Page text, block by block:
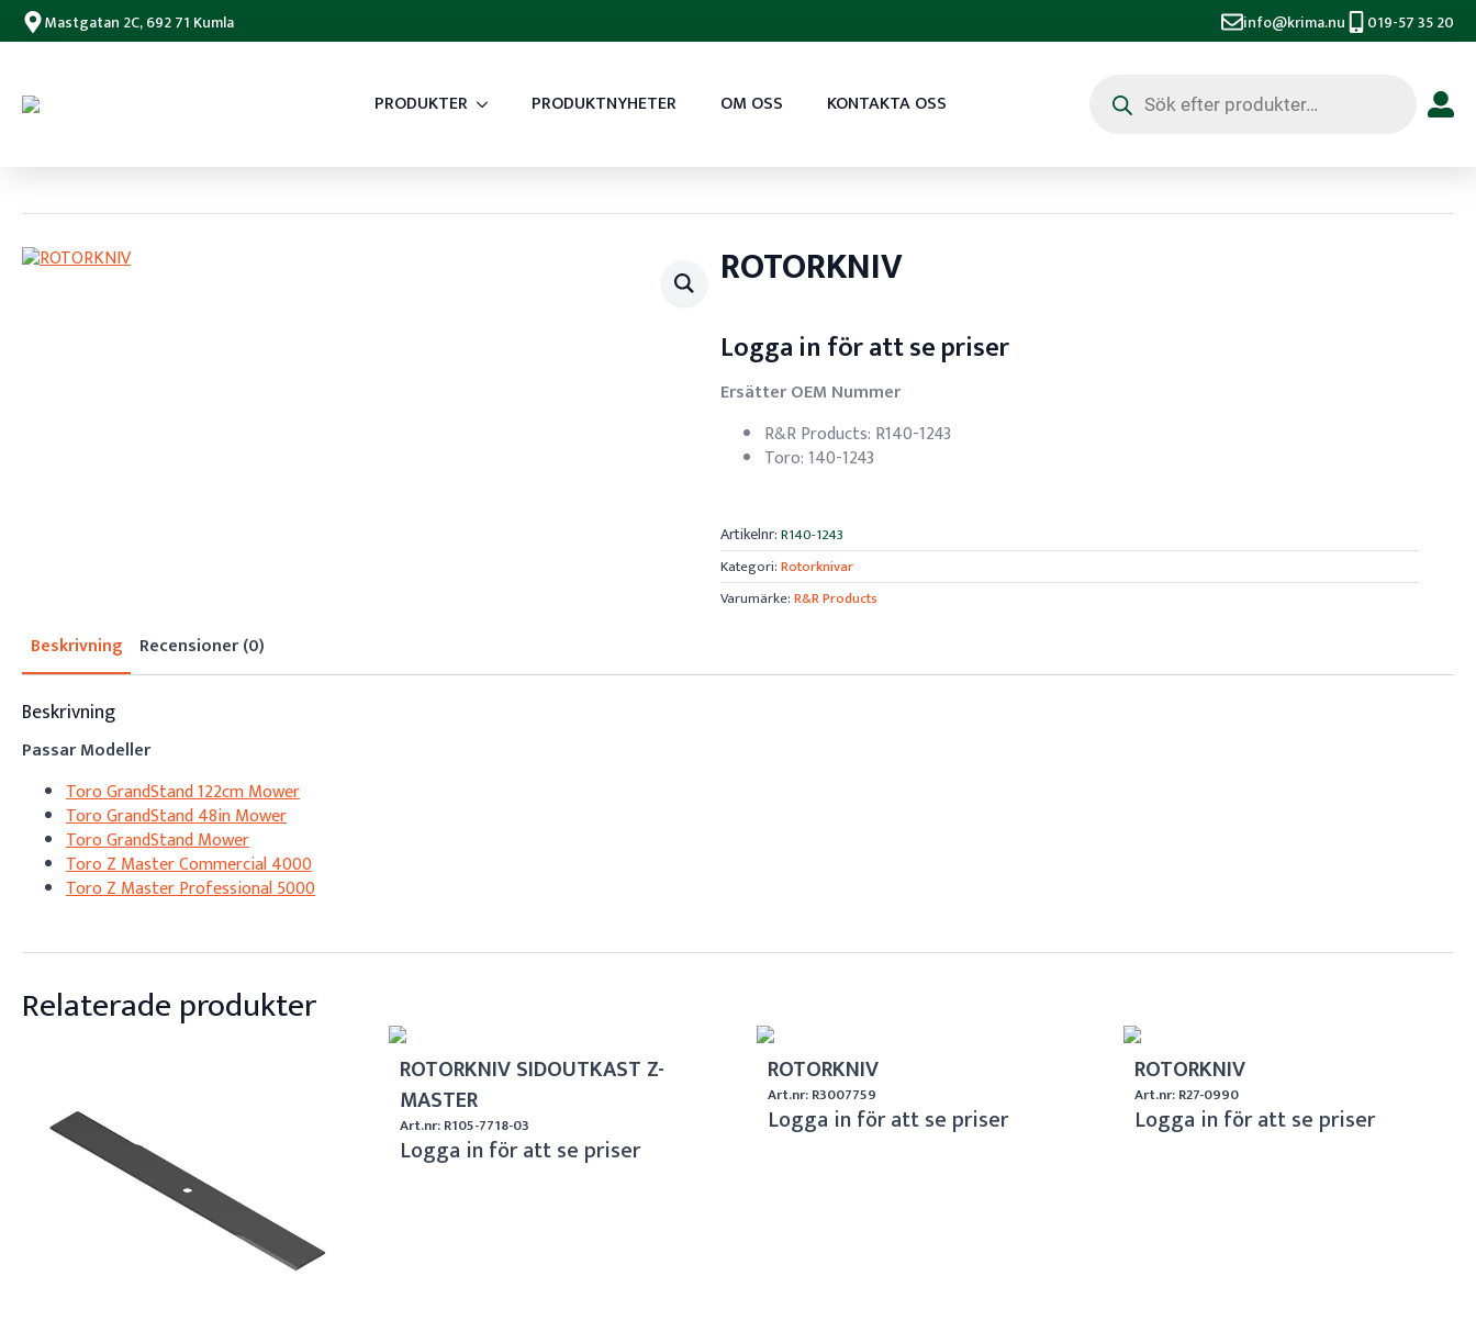
Mastgatan 2C, 692 71 Kumla info@krima.nu 019-57 35 20
PRODUKTER PRODUKTNYHETER OM OSS KONTAKTA OSS
ROTORKNIV
Logga in för att se priser
Ersätter OEM Nummer
R&R Products: R140-1243
Toro: 140-1243
Artikelnr:R140-1243
Kategori:Rotorknivar
Varumärke:R&R Products
Beskrivning Recensioner (0)
Beskrivning
Passar Modeller
Toro GrandStand 122cm Mower
Toro GrandStand 48in Mower
Toro GrandStand Mower
Toro Z Master Commercial 4000
Toro Z Master Professional 5000
Relaterade produkter
ROTORKNIV SIDOUTKAST Z-
MASTER
Art.nr: R105-7718-03
Logga in för att se priser
ROTORKNIV
Art.nr: R3007759
Logga in för att se priser
ROTORKNIV
Art.nr: R27-0990
Logga in för att se priser